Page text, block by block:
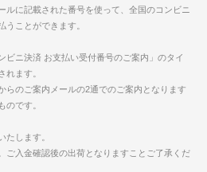
ルに記載された番号を使って、全国のコンビニ
うことができます。
ビニ決済 お支払い受付番号のご案内」のタイ
れます。
らのご案内メールの2通でのご案内となります
のです。
たします。
ご入金確認後の出荷となりますことご了承くだ